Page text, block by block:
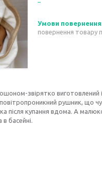
повернення товару
звірятко виготовлений
рушник, що
після купання вдома. А
басейні.